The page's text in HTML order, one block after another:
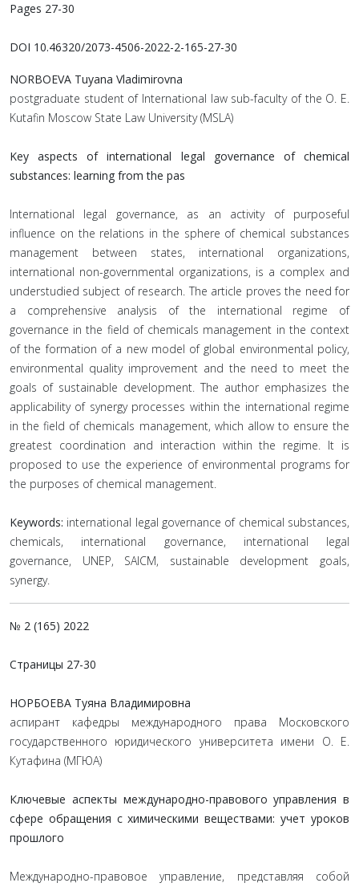
Pages 27-30
DOI 10.46320/2073-4506-2022-2-165-27-30
NORBOEVA Tuyana Vladimirovna
postgraduate student of International law sub-faculty of the O. E.
Kutafin Moscow State Law University (MSLA)
Key aspects of international legal governance of chemical
substances: learning from the pas
International legal governance, as an activity of purposeful
influence on the relations in the sphere of chemical substances
management between states, international organizations,
international non-governmental organizations, is a complex and
understudied subject of research. The article proves the need for
a comprehensive analysis of the international regime of
governance in the field of chemicals management in the context
of the formation of a new model of global environmental policy,
environmental quality improvement and the need to meet the
goals of sustainable development. The author emphasizes the
applicability of synergy processes within the international regime
in the field of chemicals management, which allow to ensure the
greatest coordination and interaction within the regime. It is
proposed to use the experience of environmental programs for
the purposes of chemical management.
Keywords: international legal governance of chemical substances,
chemicals, international governance, international legal
governance, UNEP, SAICM, sustainable development goals,
synergy.
№ 2 (165) 2022
Страницы 27-30
НОРБОЕВА Туяна Владимировна
аспирант кафедры международного права Московского
государственного юридического университета имени О. Е.
Кутафина (МГЮА)
Ключевые аспекты международно-правового управления в
сфере обращения с химическими веществами: учет уроков
прошлого
Международно-правовое управление, представляя собой